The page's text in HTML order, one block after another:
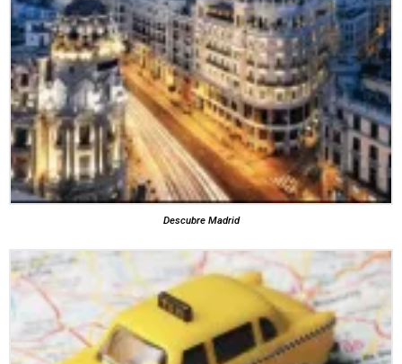
Descubre Madrid